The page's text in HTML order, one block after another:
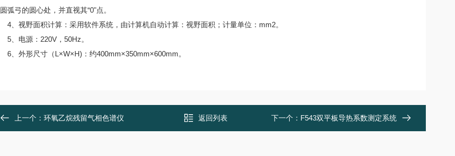
圆弧弓的圆心处，并直视其“0"点。
4、视野面积计算：采用软件系统，由计算机自动计算：视野面积；计量单位：mm2。
5、电源：220V，50Hz。
6、外形尺寸（L×W×H)：约400mm×350mm×600mm。
上一个： 环氧乙烷残留气相色谱仪 返回列表 下一个： F543双平板导热系数测定系统